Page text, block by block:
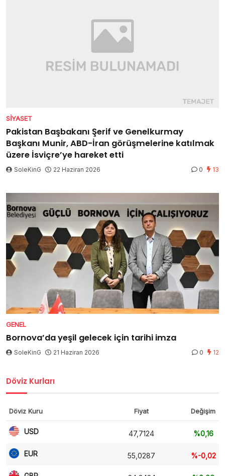
SIYASET
Pakistan Başbakanı Şerif ve Genelkurmay
Başkanı Munir, ABD-İran görüşmelerine katılmak
üzere İsviçre’ye hareket etti
SoleKinG 22 Haziran 2026 0 13
GENEL
Bornova’da yeşil gelecek için tarihi imza
SoleKinG 21 Haziran 2026 0 12
Döviz Kurları
Döviz Kuru Fiyat Değişim
USD 47,7124 %0,16
EUR 55,0287 %-0,02